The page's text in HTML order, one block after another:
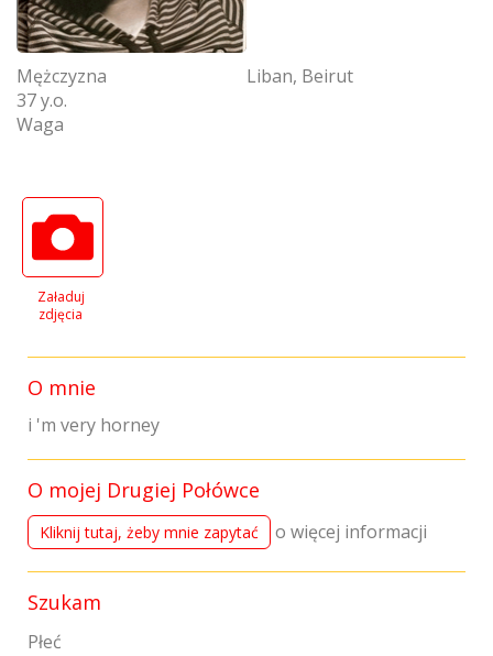
Mężczyzna
37 y.o.
Waga
Liban, Beirut
Załaduj
zdjęcia
O mnie
i 'm very horney
O mojej Drugiej Połówce
Kliknij tutaj, żeby mnie zapytać o więcej informacji
Szukam
Płeć